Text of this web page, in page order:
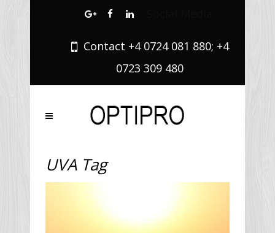
Contact +4 0724 081 880; +4
0723 309 480
UVA Tag